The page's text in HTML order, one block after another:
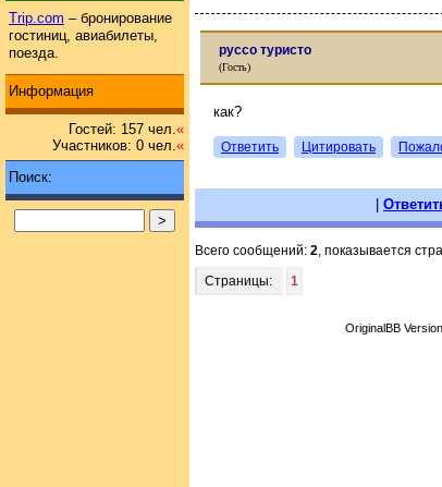
Trip.com – бронирование
гостиниц, авиабилеты,
поезда.
Информация
Гостей: 157 чел.«
Участников: 0 чел.«
Поиск:
руссо туристо
(Гость)
как?
Ответить Цитировать
Всего сообщений: 2, показывается
Страницы:
1
OriginalBB